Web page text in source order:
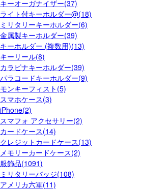
キーオーガナイザー(37)
ライト付キーホルダー@(18)
ミリタリーキーホルダー(6)
金属製キーホルダー(39)
キーホルダー (複数用)(13)
キーリール(8)
カラビナキーホルダー(39)
パラコードキーホルダー(9)
モンキーフィスト(5)
スマホケース(3)
iPhone(2)
スマフォ アクセサリー(2)
カードケース(14)
クレジットカードケース(13)
メモリーカードケース(2)
服飾品(1091)
ミリタリーバッジ(108)
アメリカ六軍(11)